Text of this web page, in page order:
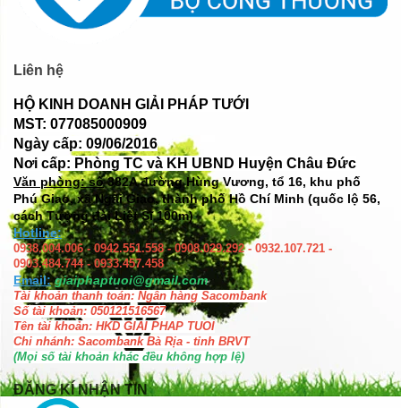
Liên hệ
HỘ KINH DOANH GIẢI PHÁP TƯỚI
MST: 077085000909
Ngày cấp: 09/06/2016
Nơi cấp: Phòng TC và KH UBND Huyện Châu Đức
Văn phòng: số382A đường Hùng Vương, tổ 16, khu phố
Phú Giao, xã Ngãi Giao, thành phố Hồ Chí Minh (quốc lộ 56,
cách Tượng đài Liệt Sĩ 100m)
Hotline:
0938.004.006 - 0942.551.558 - 0908.029.292 - 0932.107.721 -
0903.484.744 - 0933.457.458
Email: giaiphaptuoi@gmail.com
Tài khoản thanh toán: Ngân hàng Sacombank
Số tài khoản: 050121516567
Tên tài khoản: HKD GIAI PHAP TUOI
Chi nhánh: Sacombank Bà Rịa - tỉnh BRVT
(Mọi số tài khoản khác đều không hợp lệ)
ĐĂNG KÍ NHẬN TIN